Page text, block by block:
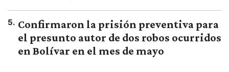
5. Confirmaron la prisión preventiva para
el presunto autor de dos robos ocurridos
en Bolívar en el mes de mayo